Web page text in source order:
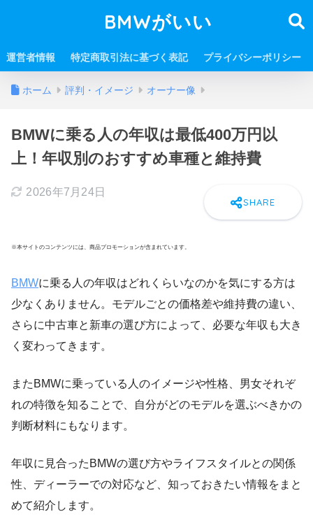
BMWがいい
運営者情報 特定商取引法に基づく表記 プライバシーポリシー
ホーム 評判・イメージ オーナー像
BMWに乗る人の年収は最低400万円以
上！年収別のおすすめ車種と維持費
2026年7月24日
※本サイトのコンテンツには、商品プロモーションが含まれています。
BMWに乗る人の年収はどれくらいなのかを気にする方は
少なくありません。モデルごとの価格差や維持費の違い、
さらに中古車と新車の選び方によって、必要な年収も大き
く変わってきます。
またBMWに乗っている人のイメージや性格、男女それぞ
れの特徴を知ることで、自分がどのモデルを選ぶべきかの
判断材料にもなります。
年収に見合ったBMWの選び方やライフスタイルとの関係
性、ディーラーでの対応など、知っておきたい情報をまと
めて紹介します。